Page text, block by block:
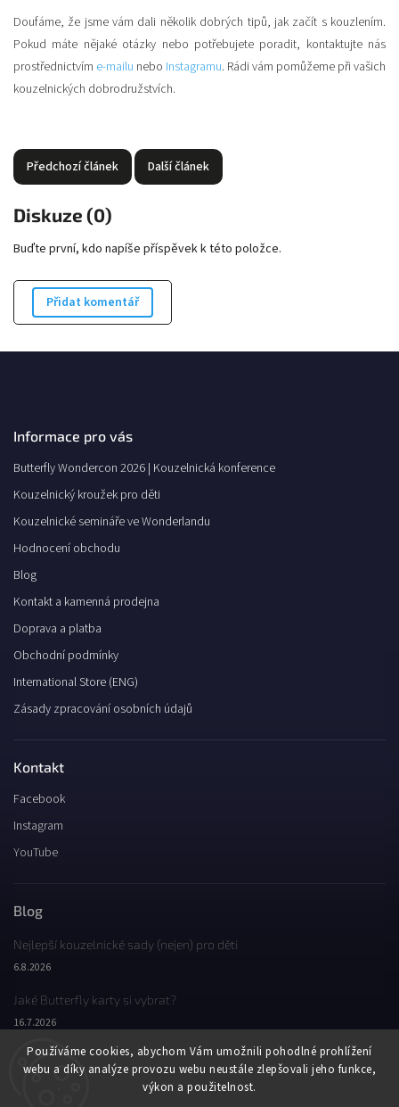
Používáme cookies, abychom Vám umožnili pohodlné prohlížení
webu a díky analýze provozu webu neustále zlepšovali jeho funkce,
výkon a použitelnost.
Doufáme, že jsme vám dali několik dobrých tipů, jak začít s kouzlením.
Pokud máte nějaké otázky nebo potřebujete poradit, kontaktujte nás
prostřednictvím e-mailu nebo Instagramu. Rádi vám pomůžeme při vašich
kouzelnických dobrodružstvích.
Předchozí článek Další článek
Diskuze (0)
Buďte první, kdo napíše příspěvek k této položce.
Přidat komentář
Informace pro vás
Butterfly Wondercon 2026 | Kouzelnická konference
Kouzelnický kroužek pro děti
Kouzelnické semináře ve Wonderlandu
Hodnocení obchodu
Blog
Kontakt a kamenná prodejna
Doprava a platba
Obchodní podmínky
International Store (ENG)
Zásady zpracování osobních údajů
Kontakt
Facebook
Instagram
YouTube
Blog
Nejlepší kouzelnické sady (nejen) pro děti
6.8.2026
Jaké Butterfly karty si vybrat?
16.7.2026
Jaký byl Butterfly Wondercon 2025?